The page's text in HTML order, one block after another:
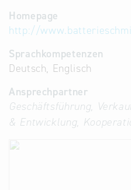
Homepage
http://
Sprachkompetenzen
Deutsch, Englisch
Ansprechpartner
Geschäftsführung,
& Entwicklung,